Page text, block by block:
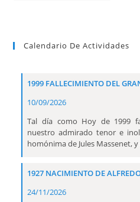
Calendario De Actividades
1999 FALLECIMIENTO DEL
10/09/2026
Tal día como Hoy de 1999
nuestro admirado tenor e
homónima de Jules Massenet,
1927 NACIMIENTO DE
24/11/2026